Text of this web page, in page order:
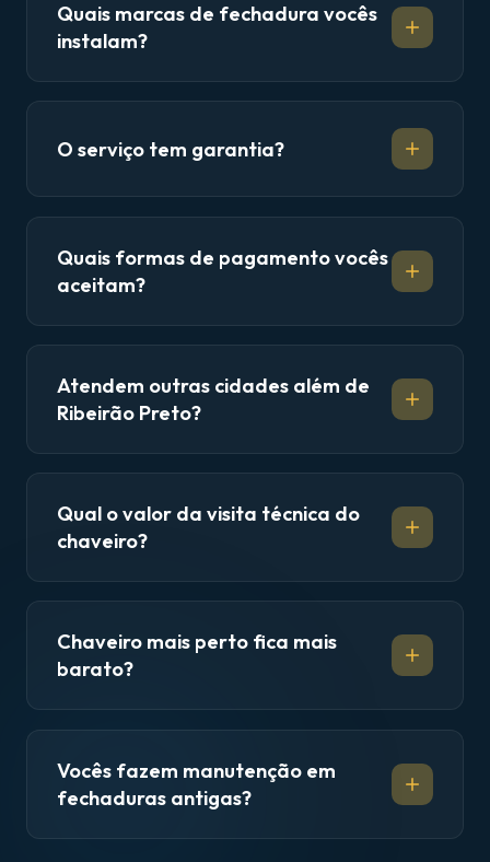
Quais marcas de fechadura vocês
instalam?
O serviço tem garantia?
Quais formas de pagamento vocês
aceitam?
Atendem outras cidades além de
Ribeirão Preto?
Qual o valor da visita técnica do
chaveiro?
Chaveiro mais perto fica mais
barato?
Vocês fazem manutenção em
fechaduras antigas?